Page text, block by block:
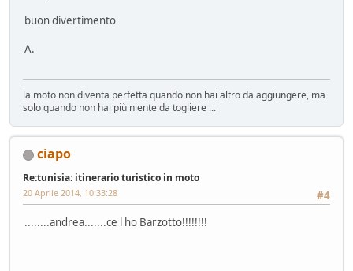
buon divertimento
A.
la moto non diventa perfetta quando non hai altro da aggiungere, ma
solo quando non hai più niente da togliere ...
ciapo
Re:tunisia: itinerario turistico in moto
#4
20 Aprile 2014, 10:33:28
........andrea.......ce l ho Barzotto!!!!!!!!